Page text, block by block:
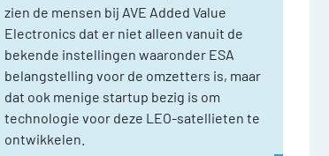
zien de mensen bij AVE Added Value
Electronics dat er niet alleen vanuit de
bekende instellingen waaronder ESA
belangstelling voor de omzetters is, maar
dat ook menige startup bezig is om
technologie voor deze LEO-satellieten te
ontwikkelen.